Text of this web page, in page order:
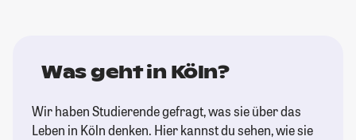
Was geht in Köln?
Wir haben Studierende gefragt, was sie über das
Leben in Köln denken. Hier kannst du sehen, wie sie